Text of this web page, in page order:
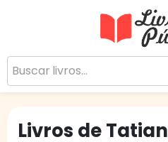
Sua
Livros de